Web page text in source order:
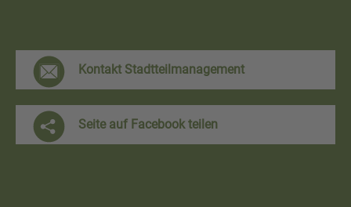
F
r
e
i
Kontakt Stadtteilmanagement
Seite auf Facebook teilen